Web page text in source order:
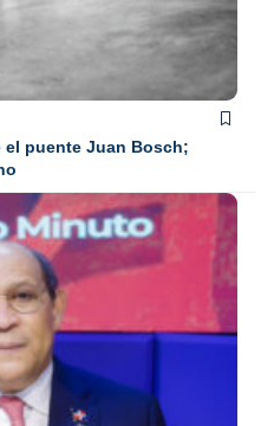
el puente Juan Bosch;